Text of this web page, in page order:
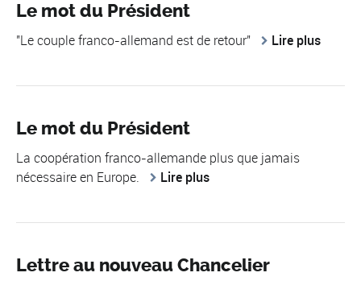
Le mot du Président
"Le couple franco-allemand est de retour" Lire plus
Le mot du Président
La coopération franco-allemande plus que jamais
nécessaire en Europe.
Lire plus
Lettre au nouveau Chancelier